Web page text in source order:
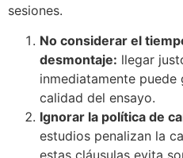
sesiones.
No considerar el
desmontaje: llegar
inmediatamente
calidad del ensayo.
Ignorar la política de
estudios penalizan la